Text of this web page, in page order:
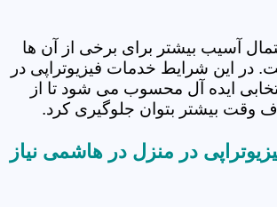
آسیب بیشتر برای برخی از آن ها
در این شرایط خدمات فیزیوتراپی در
ایده آل محسوب می شود تا از
وقت بیشتر بتوان جلوگیری کرد.
در منزل در هاشمی نیاز